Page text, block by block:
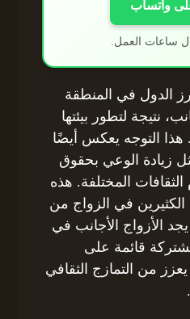
واتساب
ساعات العمل.
الدول في المنطقة
نتيجة لتطور بيئتها
هذا التوجه يعكس أيضًا
زيادة الوعي بحقوق
الثقافات المختلفة. هذه
في الزواج من
الأزواج الأجانب في
قائمة على
من التمازج الثقافي